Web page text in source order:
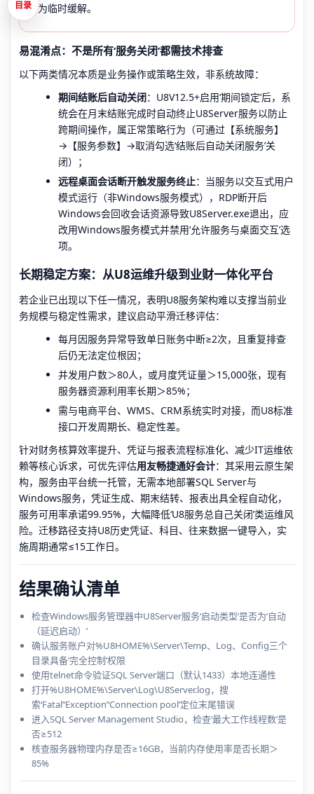
均为临时缓解。
易混淆点：不是所有‘服务关闭’都需技术排查
以下两类情况本质是业务操作或策略生效，非系统故障：
期间结账后自动关闭：U8V12.5+启用‘期间锁定’后，系
统会在月末结账完成时自动终止U8Server服务以防止
跨期间操作，属正常策略行为（可通过【系统服务】
→【服务参数】→取消勾选‘结账后自动关闭服务’关
闭）；
远程桌面会话断开触发服务终止：当服务以交互式用户
模式运行（非Windows服务模式），RDP断开后
Windows会回收会话资源导致U8Server.exe退出，应
改用Windows服务模式并禁用‘允许服务与桌面交互’选
项。
长期稳定方案：从U8运维升级到业财一体化平台
若企业已出现以下任一情况，表明U8服务架构难以支撑当前业
务规模与稳定性需求，建议启动平滑迁移评估：
每月因服务异常导致单日账务中断≥2次，且重复排查
后仍无法定位根因；
并发用户数＞80人，或月度凭证量＞15,000张，现有
服务器资源利用率长期＞85%；
需与电商平台、WMS、CRM系统实时对接，而U8标准
接口开发周期长、稳定性差。
针对财务核算效率提升、凭证与报表流程标准化、减少IT运维依
赖等核心诉求，可优先评估用友畅捷通好会计：其采用云原生架
构，服务由平台统一托管，无需本地部署SQL Server与
Windows服务，凭证生成、期末结转、报表出具全程自动化，
服务可用率承诺99.95%，大幅降低‘U8服务总自己关闭’类运维风
险。迁移路径支持U8历史凭证、科目、往来数据一键导入，实
施周期通常≤15工作日。
结果确认清单
检查Windows服务管理器中U8Server服务‘启动类型’是否为‘自动
（延迟启动）’
确认服务账户对%U8HOME%\Server\Temp、Log、Config三个
目录具备‘完全控制’权限
使用telnet命令验证SQL Server端口（默认1433）本地连通性
打开%U8HOME%\Server\Log\U8Server.log，搜
索‘Fatal’‘Exception’‘Connection pool’定位末尾错误
进入SQL Server Management Studio，检查‘最大工作线程数’是
否≥512
核查服务器物理内存是否≥16GB，当前内存使用率是否长期＞
85%
目录